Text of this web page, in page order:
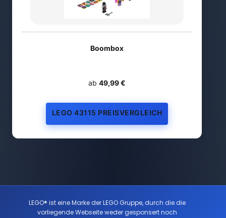
Boombox
ab 49,99 €
LEGO 43115 PREISVERGLEICH
LEGO® ist eine Marke der LEGO Gruppe, durch die die
vorliegende Webseite weder gesponsert noch